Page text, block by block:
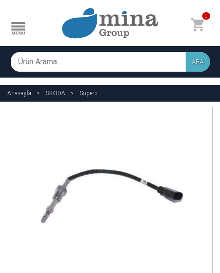
0
ARA
Anasayfa SKODA Superb